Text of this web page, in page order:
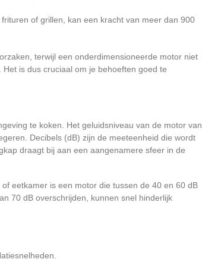
of grillen, kan een kracht van meer dan 900
terwijl een onderdimensioneerde motor niet
is dus cruciaal om je behoeften goed te
te koken. Het geluidsniveau van de motor van
Decibels (dB) zijn de meeteenheid die wordt
draagt bij aan een aangenamere sfeer in de
eetkamer is een motor die tussen de 40 en 60 dB
70 dB overschrijden, kunnen snel hinderlijk